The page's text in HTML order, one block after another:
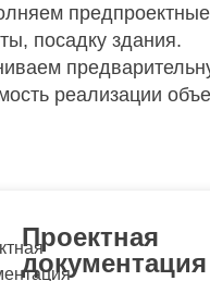
предпроектные
посадку здания.
реализации
Проектная
документация